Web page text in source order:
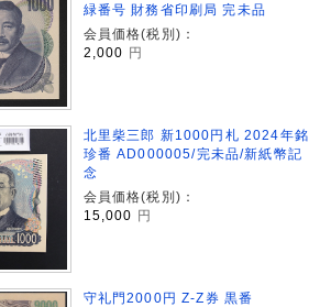
緑番号 財務省印刷局 完未品
会員価格(税別)：
2,000 円
北里柴三郎 新1000円札 2024年銘
珍番 AD000005/完未品/新紙幣記
念
会員価格(税別)：
15,000
円
守礼門2000円 Z-Z券 黒番